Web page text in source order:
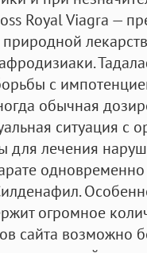
Royal Viagra —
природной
с
обычная
ситуация с
для лечения
огромное
сайта возможно